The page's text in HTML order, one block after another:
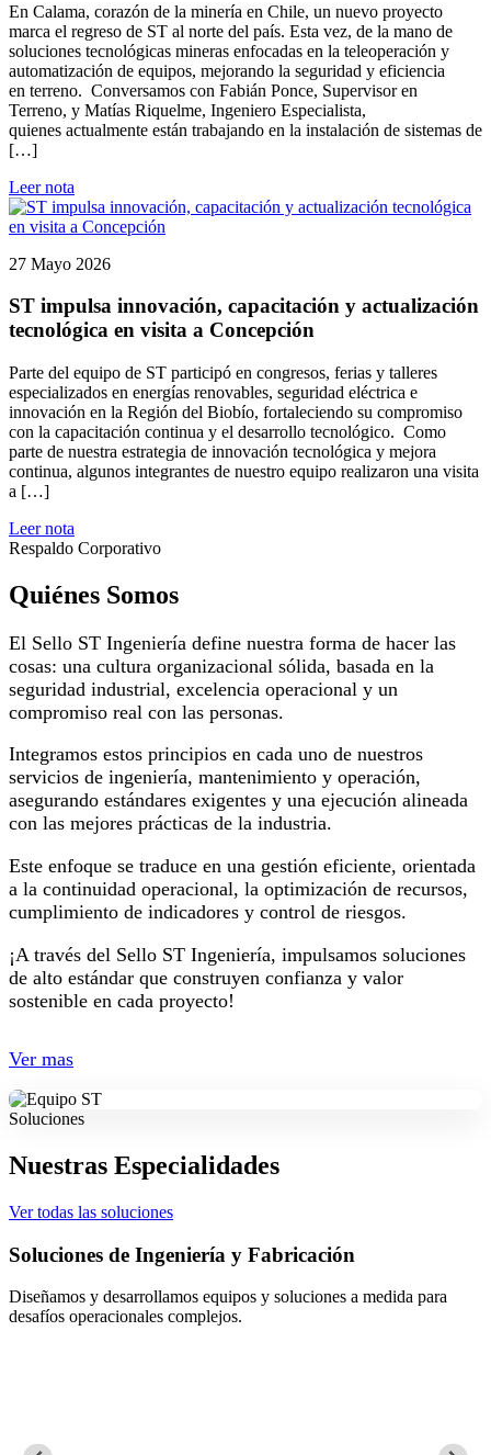
En Calama, corazón de la minería en Chile, un nuevo proyecto
marca el regreso de ST al norte del país. Esta vez, de la mano de
soluciones tecnológicas mineras enfocadas en la teleoperación y
automatización de equipos, mejorando la seguridad y eficiencia
en terreno. Conversamos con Fabián Ponce, Supervisor en
Terreno, y Matías Riquelme, Ingeniero Especialista,
quienes actualmente están trabajando en la instalación de sistemas de
[…]
Leer nota
27 Mayo 2026
ST impulsa innovación, capacitación y actualización
tecnológica en visita a Concepción
Parte del equipo de ST participó en congresos, ferias y talleres
especializados en energías renovables, seguridad eléctrica e
innovación en la Región del Biobío, fortaleciendo su compromiso
con la capacitación continua y el desarrollo tecnológico. Como
parte de nuestra estrategia de innovación tecnológica y mejora
continua, algunos integrantes de nuestro equipo realizaron una visita
a […]
Leer nota
Respaldo Corporativo
Quiénes Somos
El Sello ST Ingeniería define nuestra forma de hacer las
cosas: una cultura organizacional sólida, basada en la
seguridad industrial, excelencia operacional y un
compromiso real con las personas.
Integramos estos principios en cada uno de nuestros
servicios de ingeniería, mantenimiento y operación,
asegurando estándares exigentes y una ejecución alineada
con las mejores prácticas de la industria.
Este enfoque se traduce en una gestión eficiente, orientada
a la continuidad operacional, la optimización de recursos,
cumplimiento de indicadores y control de riesgos.
¡A través del Sello ST Ingeniería, impulsamos soluciones
de alto estándar que construyen confianza y valor
sostenible en cada proyecto!
Ver mas
Soluciones
Nuestras Especialidades
Ver todas las soluciones
Soluciones de Ingeniería y Fabricación
Diseñamos y desarrollamos equipos y soluciones a medida para
desafíos operacionales complejos.